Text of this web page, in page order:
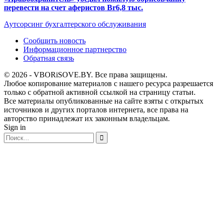
перевести на счет аферистов Br6,8 тыс.
Аутсорсинг бухгалтерского обслуживания
Сообщить новость
Информационное партнерство
Обратная связь
© 2026 - VBORiSOVE.BY. Все права защищены.
Любое копирование материалов с нашего ресурса разрешается
только с обратной активной ссылкой на страницу статьи.
Все материалы опубликованные на сайте взяты с открытых
источников и других порталов интернета, все права на
авторство принадлежат их законным владельцам.
Sign in